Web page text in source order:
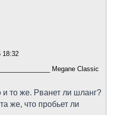
18:32
Megane Classic
то же. Рванет ли шланг?
же, что пробьет ли